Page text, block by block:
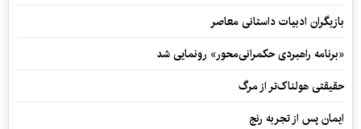
بازیگران ادبیات داستانی معاصر
«برنامه راهبردی حکمرانی‌محور» رونمایی شد
حقیقتی هولناک‌تر از مرگ
ایمان پس از تجربه رنج